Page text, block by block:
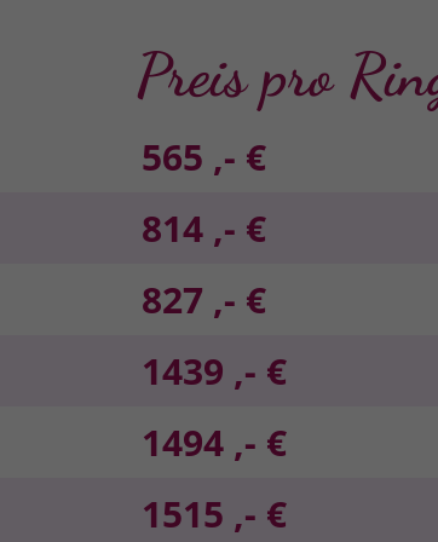
Preis pro
565 ,- €
814 ,- €
827 ,- €
1439 ,- €
1494 ,- €
1515 ,- €